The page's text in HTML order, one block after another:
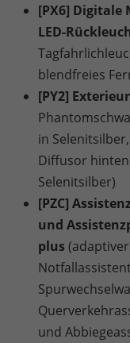
[PX6] Digitale
LED-
blendfreies
[PY2]
in
Diffusor
Selenitsilber)
[PZC]
und
plus
und